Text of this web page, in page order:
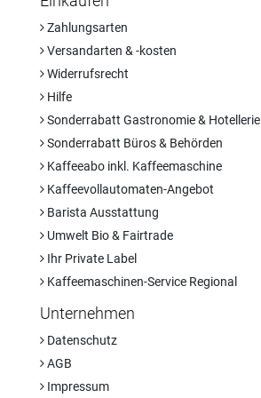
Zahlungsarten
Versandarten & -kosten
Widerrufsrecht
Hilfe
Sonderrabatt Gastronomie & Hotellerie
Sonderrabatt Büros & Behörden
Kaffeeabo inkl. Kaffeemaschine
Kaffeevollautomaten-Angebot
Barista Ausstattung
Umwelt Bio & Fairtrade
Ihr Private Label
Kaffeemaschinen-Service Regional
Unternehmen
Datenschutz
AGB
Impressum